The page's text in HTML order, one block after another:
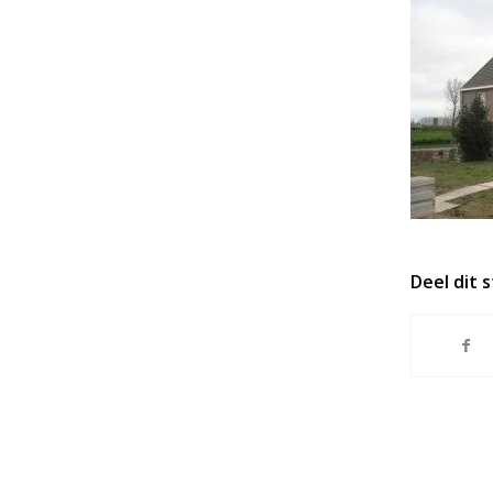
Deel dit